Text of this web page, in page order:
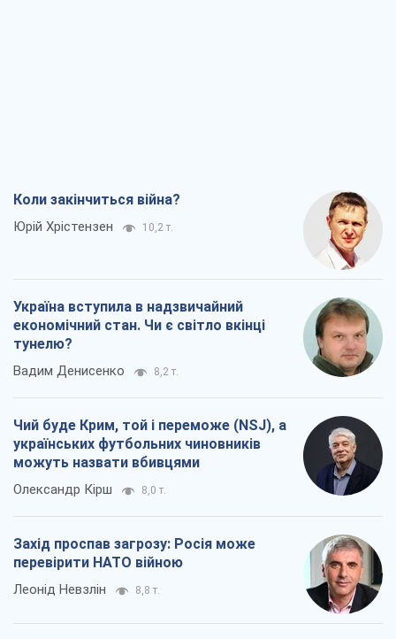
Коли закінчиться війна?
Юрій Хрістензен 10,2 т.
Україна вступила в надзвичайний
економічний стан. Чи є світло вкінці
тунелю?
Вадим Денисенко 8,2 т.
Чий буде Крим, той і переможе (NSJ), а
українських футбольних чиновників
можуть назвати вбивцями
Олександр Кірш 8,0 т.
Захід проспав загрозу: Росія може
перевірити НАТО війною
Леонід Невзлін 8,8 т.